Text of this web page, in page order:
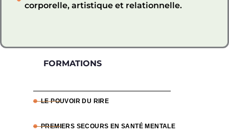
corporelle, artistique et relationnelle.
FORMATIONS
LE POUVOIR DU RIRE
PREMIERS SECOURS EN SANTÉ MENTALE​